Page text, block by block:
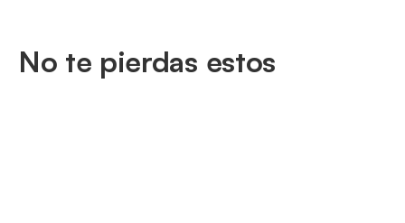
No te pierdas estos